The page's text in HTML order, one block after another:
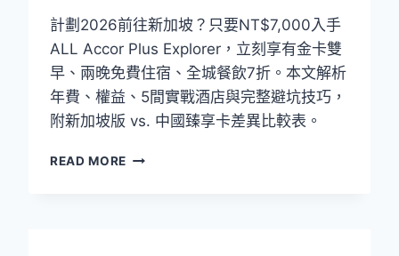
推
酒
店
全
計劃2026前往新加坡？只要NT$7,000入手
ALL Accor Plus Explorer，立刻享有金卡雙
早、兩晚免費住宿、全城餐飲7折。本文解析
年費、權益、5間實戰酒店與完整避坑技巧，
附新加坡版 vs. 中國臻享卡差異比較表。
READ MORE